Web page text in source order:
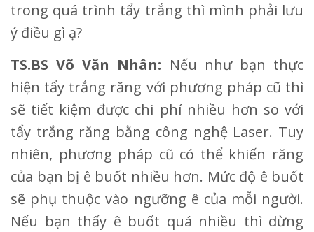
trong quá trình tẩy trắng thì mình phải lưu
ý điều gì ạ?
TS.BS Võ Văn Nhân: Nếu như bạn thực
hiện tẩy trắng răng với phương pháp cũ thì
sẽ tiết kiệm được chi phí nhiều hơn so với
tẩy trắng răng bằng công nghệ Laser. Tuy
nhiên, phương pháp cũ có thể khiến răng
của bạn bị ê buốt nhiều hơn. Mức độ ê buốt
sẽ phụ thuộc vào ngưỡng ê của mỗi người.
Nếu bạn thấy ê buốt quá nhiều thì dừng